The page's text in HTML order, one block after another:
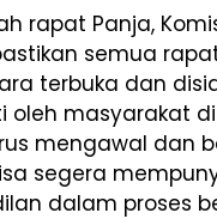
rapat Panja,
semua
terbuka dan
oleh masyarakat
mengawal dan
segera
dalam proses